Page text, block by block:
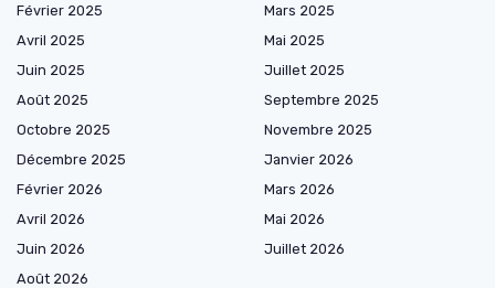
Février 2025
Mars 2025
Avril 2025
Mai 2025
Juin 2025
Juillet 2025
Août 2025
Septembre 2025
Octobre 2025
Novembre 2025
Décembre 2025
Janvier 2026
Février 2026
Mars 2026
Avril 2026
Mai 2026
Juin 2026
Juillet 2026
Août 2026